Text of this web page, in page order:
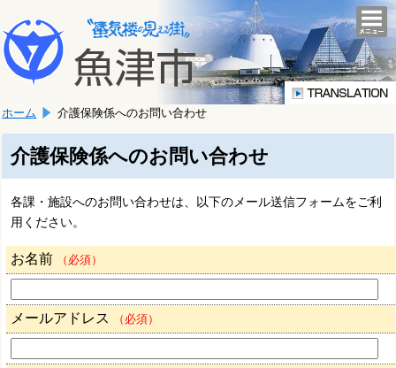
文
へ
移
ま
す。
こ
か
文
で
す。
ホーム 介護保険係へのお問い合わせ
介護保険係へのお問い合わせ
各課・施設へのお問い合わせは、以下のメール送信フォームをご利
用ください。
お名前 （必須）
メールアドレス （必須）